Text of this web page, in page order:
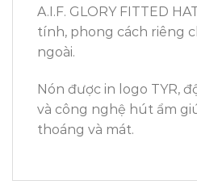
A.I.F. GLORY FITTED
tính, phong cách riêng
ngoài.
Nón được in logo TYR,
và công nghệ hút ẩm
thoáng và mát.